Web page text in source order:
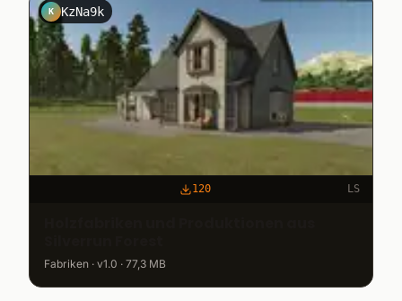
K KzNa9k
120 LS
Fabriken · v1.0 · 77,3 MB